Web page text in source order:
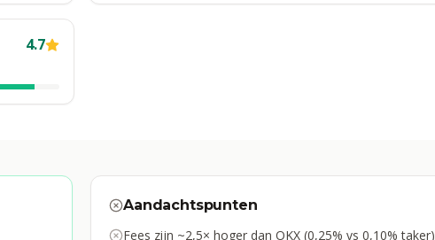
4.7
Aandachtspunten
Fees zijn ~2,5× hoger dan OKX (0,25% vs 0,10% taker)